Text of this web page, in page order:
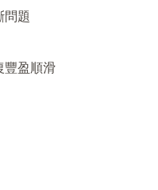
問題
豐盈順滑